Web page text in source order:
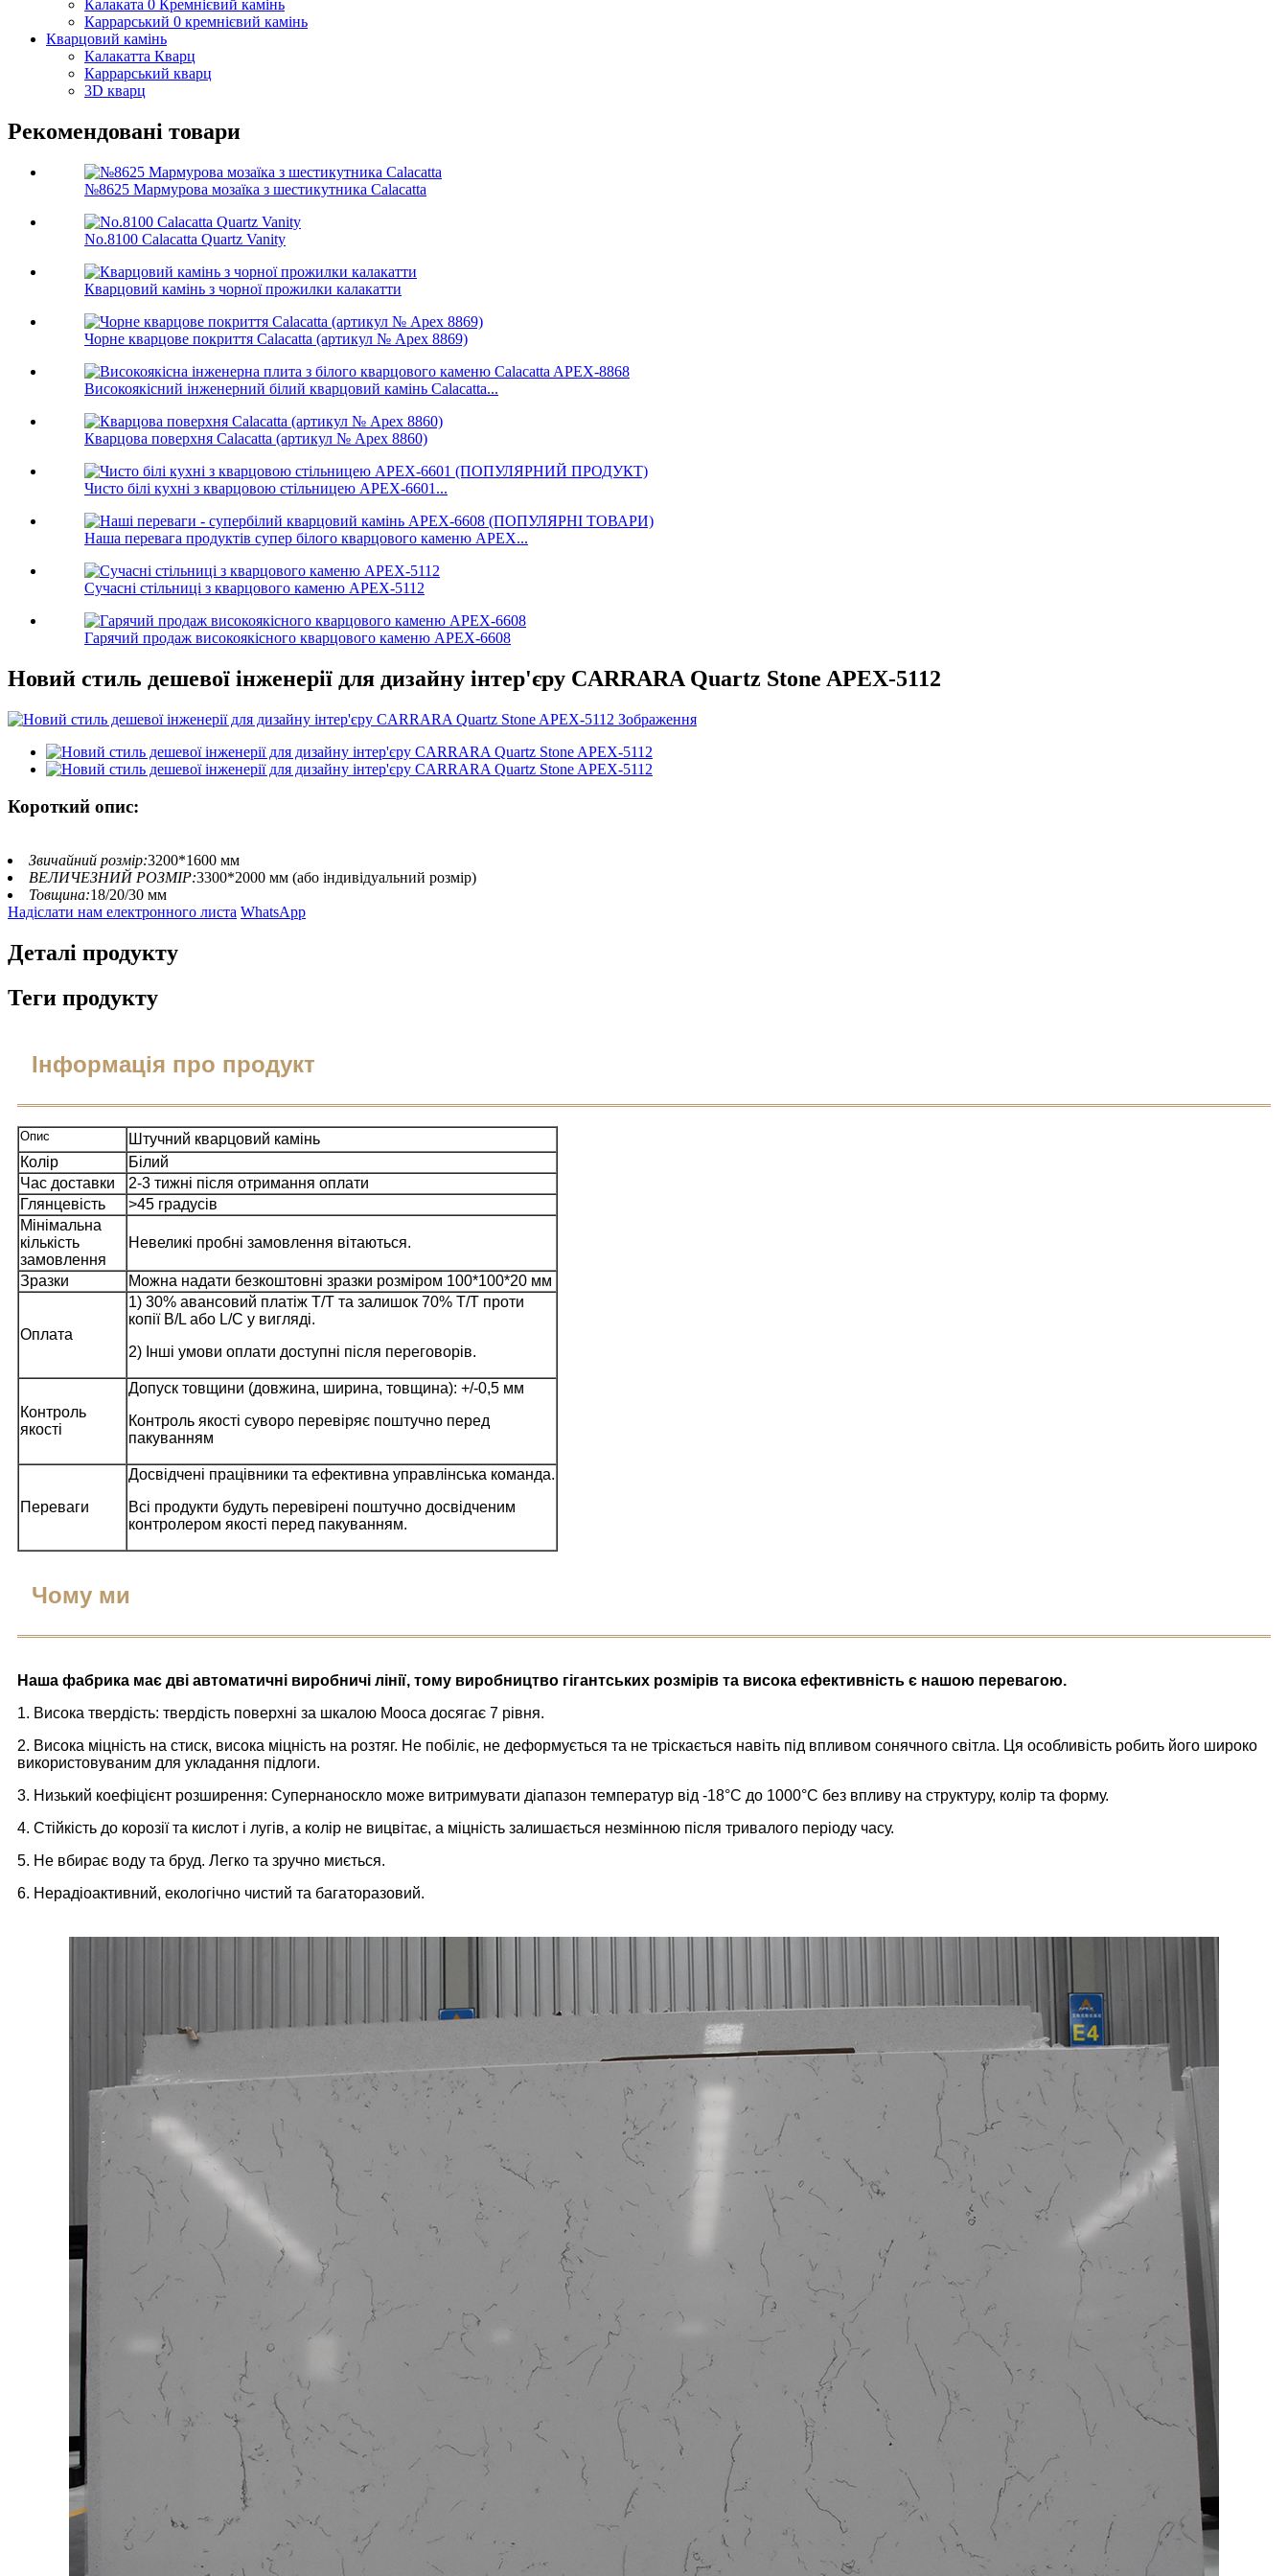
Калаката 0 Кремнієвий камінь
Каррарський 0 кремнієвий камінь
Кварцовий камінь
Калакатта Кварц
Каррарський кварц
3D кварц
Рекомендовані товари
№8625 Мармурова мозаїка з шестикутника Calacatta
No.8100 Calacatta Quartz Vanity
Кварцовий камінь з чорної прожилки калакатти
Чорне кварцове покриття Calacatta (артикул № Apex 8869)
Високоякісний інженерний білий кварцовий камінь Calacatta...
Кварцова поверхня Calacatta (артикул № Apex 8860)
Чисто білі кухні з кварцовою стільницею APEX-6601...
Наша перевага продуктів супер білого кварцового каменю APEX...
Сучасні стільниці з кварцового каменю APEX-5112
Гарячий продаж високоякісного кварцового каменю APEX-6608
Новий стиль дешевої інженерії для дизайну інтер'єру CARRARA Quartz Stone APEX-5112
Короткий опис:
Звичайний розмір:3200*1600 мм
ВЕЛИЧЕЗНИЙ РОЗМІР:3300*2000 мм (або індивідуальний розмір)
Товщина:18/20/30 мм
Надіслати нам електронного листа WhatsApp
Деталі продукту
Теги продукту
Інформація про продукт
Опис
Штучний кварцовий камінь
Колір
Білий
Час доставки
2-3 тижні після отримання оплати
Глянцевість
>45 градусів
Мінімальна
кількість
замовлення
Невеликі пробні замовлення вітаються.
Зразки Можна надати безкоштовні зразки розміром 100*100*20 мм
Оплата
1) 30% авансовий платіж T/T та залишок 70% T/T проти
копії B/L або L/C у вигляді.
2) Інші умови оплати доступні після переговорів.
Контроль
якості
Допуск товщини (довжина, ширина, товщина): +/-0,5 мм
Контроль якості суворо перевіряє поштучно перед
пакуванням
Переваги
Досвідчені працівники та ефективна управлінська команда.
Всі продукти будуть перевірені поштучно досвідченим
контролером якості перед пакуванням.
Чому ми
Наша фабрика має дві автоматичні виробничі лінії, тому виробництво гігантських розмірів та висока ефективність є нашою перевагою.
1. Висока твердість: твердість поверхні за шкалою Мооса досягає 7 рівня.
2. Висока міцність на стиск, висока міцність на розтяг. Не побіліє, не деформується та не тріскається навіть під впливом сонячного світла. Ця особливість робить його широко
використовуваним для укладання підлоги.
3. Низький коефіцієнт розширення: Супернаноскло може витримувати діапазон температур від -18°C до 1000°C без впливу на структуру, колір та форму.
4. Стійкість до корозії та кислот і лугів, а колір не вицвітає, а міцність залишається незмінною після тривалого періоду часу.
5. Не вбирає воду та бруд. Легко та зручно миється.
6. Нерадіоактивний, екологічно чистий та багаторазовий.